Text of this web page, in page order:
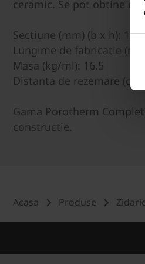
ceramic. Se pot obtine
Sectiune (mm) (b x h): 120
Lungime de fabricatie (m):
Masa (kg/ml): 16.5
Distanta de rezemare
Gama Porotherm
constructie.
Acasa Produse